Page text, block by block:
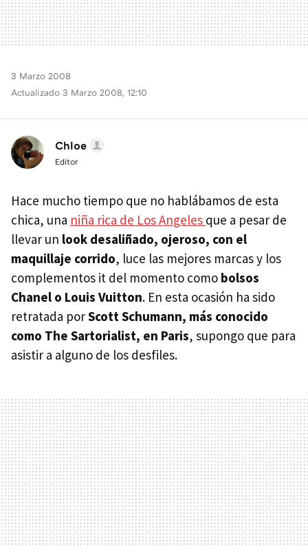
3 Marzo 2008
Actualizado 3 Marzo 2008, 12:10
Chloe
Editor
Hace mucho tiempo que no hablábamos de esta
chica, una niña rica de Los Angeles que a pesar de
llevar un look desaliñado, ojeroso, con el
maquillaje corrido, luce las mejores marcas y los
complementos it del momento como bolsos
Chanel o Louis Vuitton. En esta ocasión ha sido
retratada porScott Schumann, más conocido
como The Sartorialist, en Paris, supongo que para
asistir a alguno de los desfiles.